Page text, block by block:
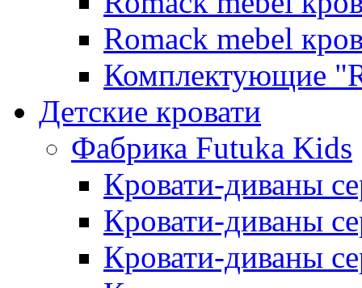
Romack mebel
Комплектующие
Детские кровати
Фабрика Futuka Kids
Кровати-диваны
Кровати-диваны
Кровати-диваны